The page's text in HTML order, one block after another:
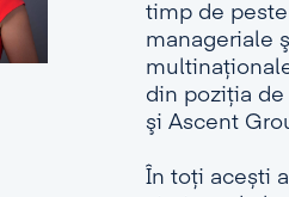
timp de
manageriale
din poziţia
şi Ascent
În toți acești